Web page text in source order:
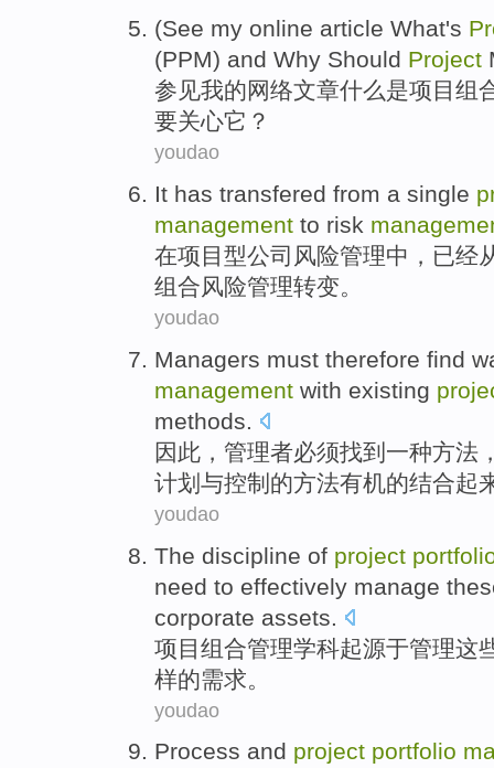
(See my online article What's
(PPM) and Why Should Project
参见我的网络文章什么是项目组
要关心它 ？
youdao
It has transfered from a single
management to risk
在项目型公司 风险管理中 ， 已经
组合风险管理转变。
youdao
Managers must therefore find
management with existing
methods.
因此 ， 管理者必须找到 一种方法
计划 与控制 的方法有机的结合起
youdao
The discipline of project
need to effectively manage
corporate assets.
项目组合管理学科起源于管理这
样的需求 。
youdao
Process and project portfolio